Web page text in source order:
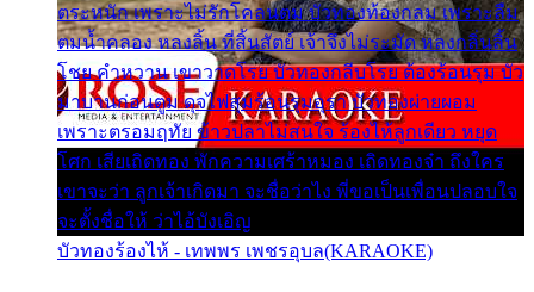
ตระหนัก เพราะไม่รักโคลนตม บัวทองท้องกลม เพราะลืม
ตมน้ำคลอง หลงลิ้น ที่สิ้นสัตย์ เจ้าจึงไม่ระมัด หลงกลิ่นลิ้น
โชย คำหวาน เขาวาดโรย บัวทองกลีบโรย ต้องร้อนรุม บัว
มาบานก่อนตูม ดุจไฟสุมร้อนรุมอุรา บัวทองผ่ายผอม
เพราะตรอมฤทัย ข้าวปลาไม่สนใจ ร้องไห้ลูกเดียว หยุด
โศก เสียเถิดทอง พักความเศร้าหมอง เถิดทองจ๋า ถึงใคร
เขาจะว่า ลูกเจ้าเกิดมา จะชื่อว่าไง พี่ขอเป็นเพื่อนปลอบใจ
จะตั้งชื่อให้ ว่าไอ้บังเอิญ
บัวทองร้องไห้ - เทพพร เพชรอุบล(KARAOKE)